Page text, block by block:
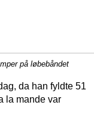
på løbebåndet
da han fyldte 51
la mande var